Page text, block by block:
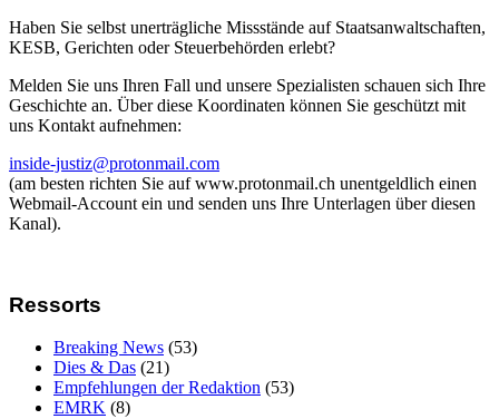
Haben Sie selbst unerträgliche Missstände auf Staatsanwaltschaften,
KESB, Gerichten oder Steuerbehörden erlebt?
Melden Sie uns Ihren Fall und unsere Spezialisten schauen sich Ihre
Geschichte an. Über diese Koordinaten können Sie geschützt mit
uns Kontakt aufnehmen:
inside-justiz@protonmail.com
(am besten richten Sie auf www.protonmail.ch unentgeldlich einen
Webmail-Account ein und senden uns Ihre Unterlagen über diesen
Kanal).
Ressorts
Breaking News (53)
Dies & Das (21)
Empfehlungen der Redaktion (53)
EMRK (8)